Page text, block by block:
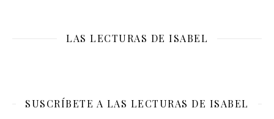
LAS LECTURAS DE ISABEL
SUSCRÍBETE A LAS LECTURAS DE ISABEL